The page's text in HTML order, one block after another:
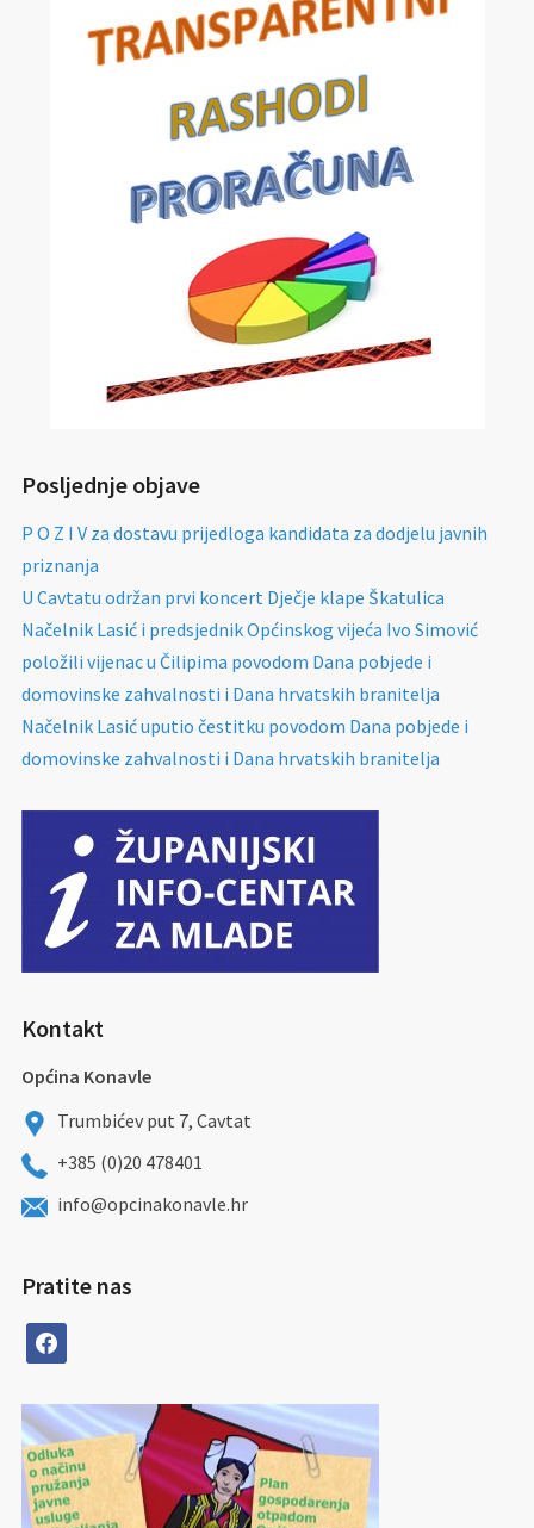
Posljednje objave
P O Z I V za dostavu prijedloga kandidata za dodjelu javnih
priznanja
U Cavtatu održan prvi koncert Dječje klape Škatulica
Načelnik Lasić i predsjednik Općinskog vijeća Ivo Simović
položili vijenac u Čilipima povodom Dana pobjede i
domovinske zahvalnosti i Dana hrvatskih branitelja
Načelnik Lasić uputio čestitku povodom Dana pobjede i
domovinske zahvalnosti i Dana hrvatskih branitelja
Kontakt
Općina Konavle
Trumbićev put 7, Cavtat
+385 (0)20 478401
info@opcinakonavle.hr
Pratite nas
facebook